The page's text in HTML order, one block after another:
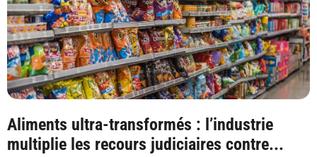
Aliments ultra-transformés : l’industrie
multiplie les recours judiciaires contre...